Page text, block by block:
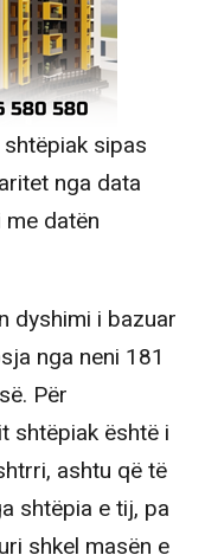
sipas
nga data
datën
dyshimi i bazuar
nga neni 181
Për
shtëpiak është i
ashtu që të
shtëpia e tij, pa
shkel masën e